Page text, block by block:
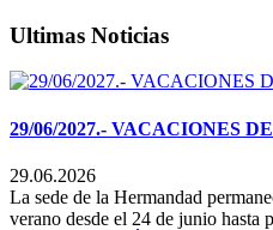
Ultimas Noticias
29/06/2027.- VACACIONES
29.06.2026
La sede de la Hermandad
verano desde el 24 de junio hasta